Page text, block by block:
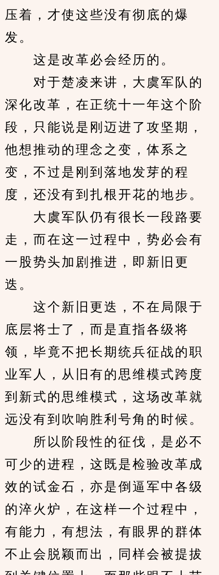
压着，才使这些没有彻底的爆
发。
这是改革必会经历的。
对于楚凌来讲，大虞军队的
深化改革，在正统十一年这个阶
段，只能说是刚迈进了攻坚期，
他想推动的理念之变，体系之
变，不过是刚到落地发芽的程
度，还没有到扎根开花的地步。
大虞军队仍有很长一段路要
走，而在这一过程中，势必会有
一股势头加剧推进，即新旧更
迭。
这个新旧更迭，不在局限于
底层将士了，而是直指各级将
领，毕竟不把长期统兵征战的职
业军人，从旧有的思维模式跨度
到新式的思维模式，这场改革就
远没有到吹响胜利号角的时候。
所以阶段性的征伐，是必不
可少的进程，这既是检验改革成
效的试金石，亦是倒逼军中各级
的淬火炉，在这样一个过程中，
有能力，有想法，有眼界的群体
不止会脱颖而出，同样会被提拔